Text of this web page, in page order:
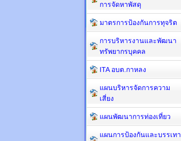
การจัดหาพัสดุ
มาตรการป้องกันการทุจริต
การบริหารงานและพัฒนา
ทรัพยากรบุคคล
ITA อบต.กาหลง
แผนบริหารจัดการความ
เสี่ยง
แผนพัฒนาการท่องเที่ยว
แผนการป้องกันและบรรเทา